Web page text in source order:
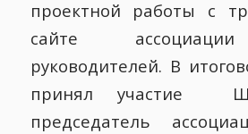
проектной работы с
сайте
руководителей. В
принял участие
председатель